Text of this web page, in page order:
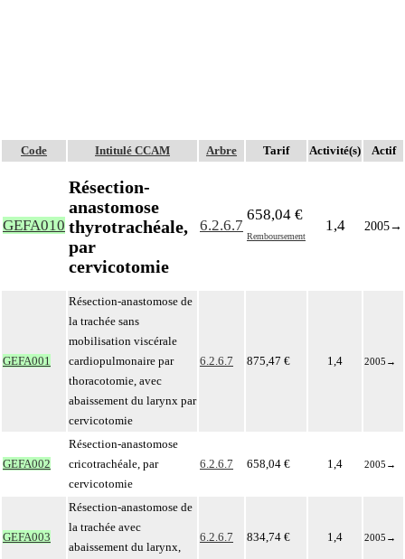
Code Intitulé CCAM Arbre Tarif Activité(s) Actif
GEFA010
Résection-
anastomose
thyrotrachéale,
par
cervicotomie
6.2.6.7
658,04 €
Remboursement
1,4 2005→
GEFA001
Résection-anastomose de
la trachée sans
mobilisation viscérale
cardiopulmonaire par
thoracotomie, avec
abaissement du larynx par
cervicotomie
6.2.6.7 875,47 € 1,4 2005 →
GEFA002
Résection-anastomose
cricotrachéale, par
cervicotomie
6.2.6.7 658,04 € 1,4 2005 →
GEFA003
Résection-anastomose de
la trachée avec
abaissement du larynx,
6.2.6.7 834,74 € 1,4 2005 →